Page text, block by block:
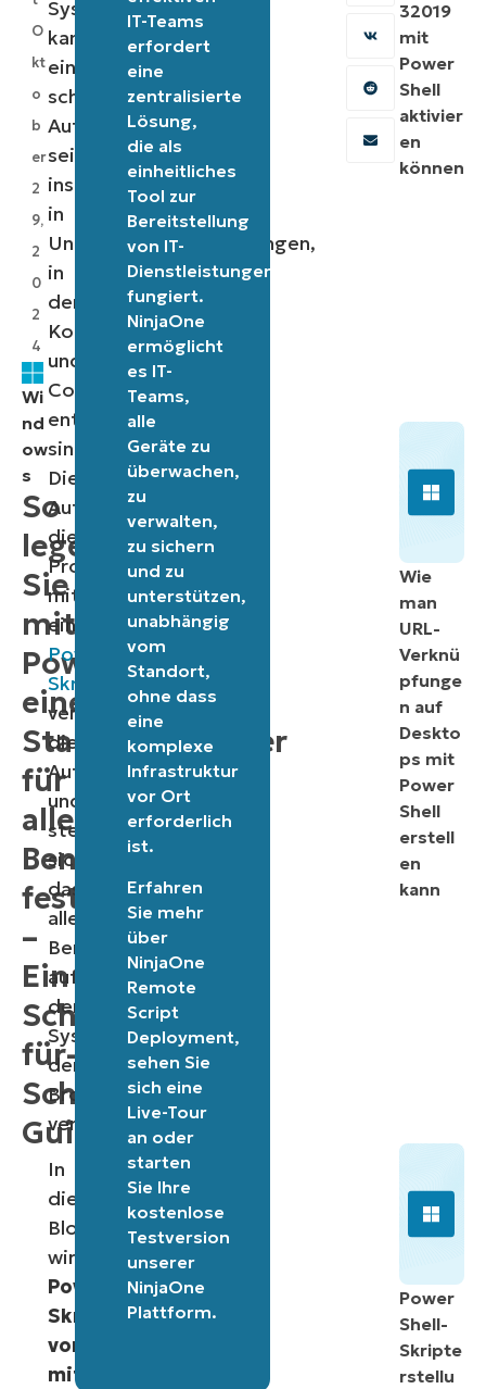
Wi
nd
ow
s
So
legen
Sie
mit
PowerShell
einen
Standardbrowser
für
alle
Benutzer:innen
fest
–
Ein
Schritt-
für-
Schritt-
Guide
O
kt
o
b
er
2
9,
2
0
2
4
System
kann
eine
schwierige
Aufgabe
sein,
insbesondere
in
Unternehmensumgebungen,
in
denen
Konsistenz
und
Compliance
entscheidend
sind.
Die
Automatisierung
dieses
Prozesses
mit
einem
PowerShell-
Skript
vereinfacht
die
Aufgabe
und
stellt
sicher,
dass
alle
Benutzer:innen
auf
dem
System
denselben
Browser
verwenden.
In
diesem
Blogbeitrag
wird
PowerShell-
Skript
vorgestellt,
mit
IT-Teams
erfordert
eine
zentralisierte
Lösung,
die als
einheitliches
Tool zur
Bereitstellung
von IT-
Dienstleistungen
fungiert.
NinjaOne
ermöglicht
es IT-
Teams,
alle
Geräte zu
überwachen,
zu
verwalten,
zu sichern
und zu
unterstützen,
unabhängig
vom
Standort,
ohne dass
eine
komplexe
Infrastruktur
vor Ort
erforderlich
ist.
Erfahren
Sie mehr
über
NinjaOne
Remote
Script
Deployment,
sehen Sie
sich eine
Live-Tour
an oder
starten
Sie Ihre
kostenlose
Testversion
unserer
NinjaOne
Plattform.
32019
mit
Power
Shell
aktivier
en
können
Wie
man
URL-
Verknü
pfunge
n auf
Deskto
ps mit
Power
Shell
erstell
en
kann
Power
Shell-
Skripte
rstellu